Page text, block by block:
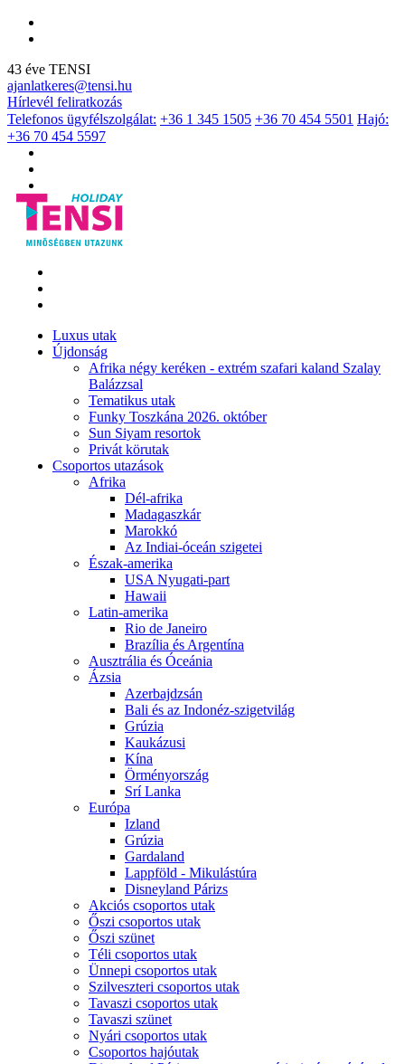
43 éve TENSI
ajanlatkeres@tensi.hu
Hírlevél feliratkozás
Telefonos ügyfélszolgálat: +36 1 345 1505 +36 70 454 5501 Hajó:
+36 70 454 5597
Luxus utak
Újdonság
Afrika négy keréken - extrém szafari kaland Szalay
Balázzsal
Tematikus utak
Funky Toszkána 2026. október
Sun Siyam resortok
Privát körutak
Csoportos utazások
Afrika
Dél-afrika
Madagaszkár
Marokkó
Az Indiai-óceán szigetei
Észak-amerika
USA Nyugati-part
Hawaii
Latin-amerika
Rio de Janeiro
Brazília és Argentína
Ausztrália és Óceánia
Ázsia
Azerbajdzsán
Bali és az Indonéz-szigetvilág
Grúzia
Kaukázusi
Kína
Örményország
Srí Lanka
Európa
Izland
Grúzia
Gardaland
Lappföld - Mikulástúra
Disneyland Párizs
Akciós csoportos utak
Őszi csoportos utak
Őszi szünet
Téli csoportos utak
Ünnepi csoportos utak
Szilveszteri csoportos utak
Tavaszi csoportos utak
Tavaszi szünet
Nyári csoportos utak
Csoportos hajóutak